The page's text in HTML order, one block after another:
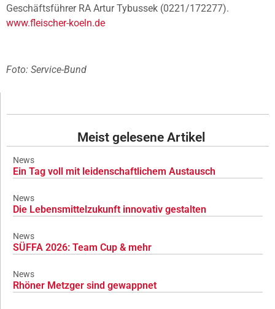
Geschäftsführer RA Artur Tybussek (0221/172277).
www.fleischer-koeln.de
Foto: Service-Bund
Meist gelesene Artikel
News
Ein Tag voll mit leidenschaftlichem Austausch
News
Die Lebensmittelzukunft innovativ gestalten
News
SÜFFA 2026: Team Cup & mehr
News
Rhöner Metzger sind gewappnet